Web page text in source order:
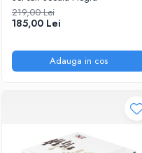
DGT
Finaluri
Instruire Generala
Instruire Generala
Lemn De Carpen (hornbeam)
Lemn De Sheesham
219,00 Lei
185,00 Lei
Adauga in cos